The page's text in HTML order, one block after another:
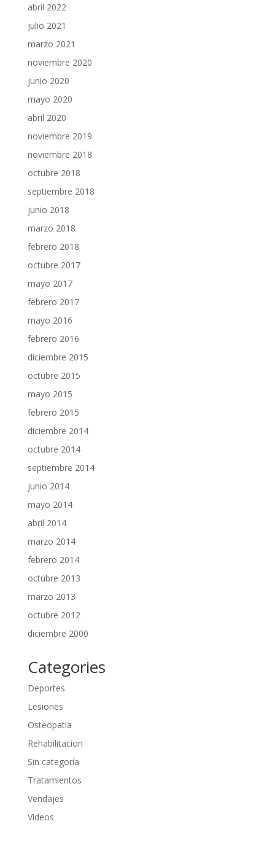
abril 2022
julio 2021
marzo 2021
noviembre 2020
junio 2020
mayo 2020
abril 2020
noviembre 2019
noviembre 2018
octubre 2018
septiembre 2018
junio 2018
marzo 2018
febrero 2018
octubre 2017
mayo 2017
febrero 2017
mayo 2016
febrero 2016
diciembre 2015
octubre 2015
mayo 2015
febrero 2015
diciembre 2014
octubre 2014
septiembre 2014
junio 2014
mayo 2014
abril 2014
marzo 2014
febrero 2014
octubre 2013
marzo 2013
octubre 2012
diciembre 2000
Categories
Deportes
Lesiones
Osteopatia
Rehabilitacion
Sin categoría
Tratamientos
Vendajes
Videos